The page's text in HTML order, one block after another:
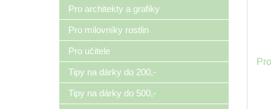
Pro architekty a grafiky
Pro milovníky rostlin
Pro učitele
Tipy na dárky do 200,-
Tipy na dárky do 500,-